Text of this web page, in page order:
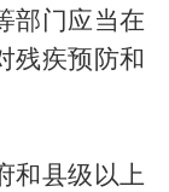
部门应当在
残疾预防和
和县级以上